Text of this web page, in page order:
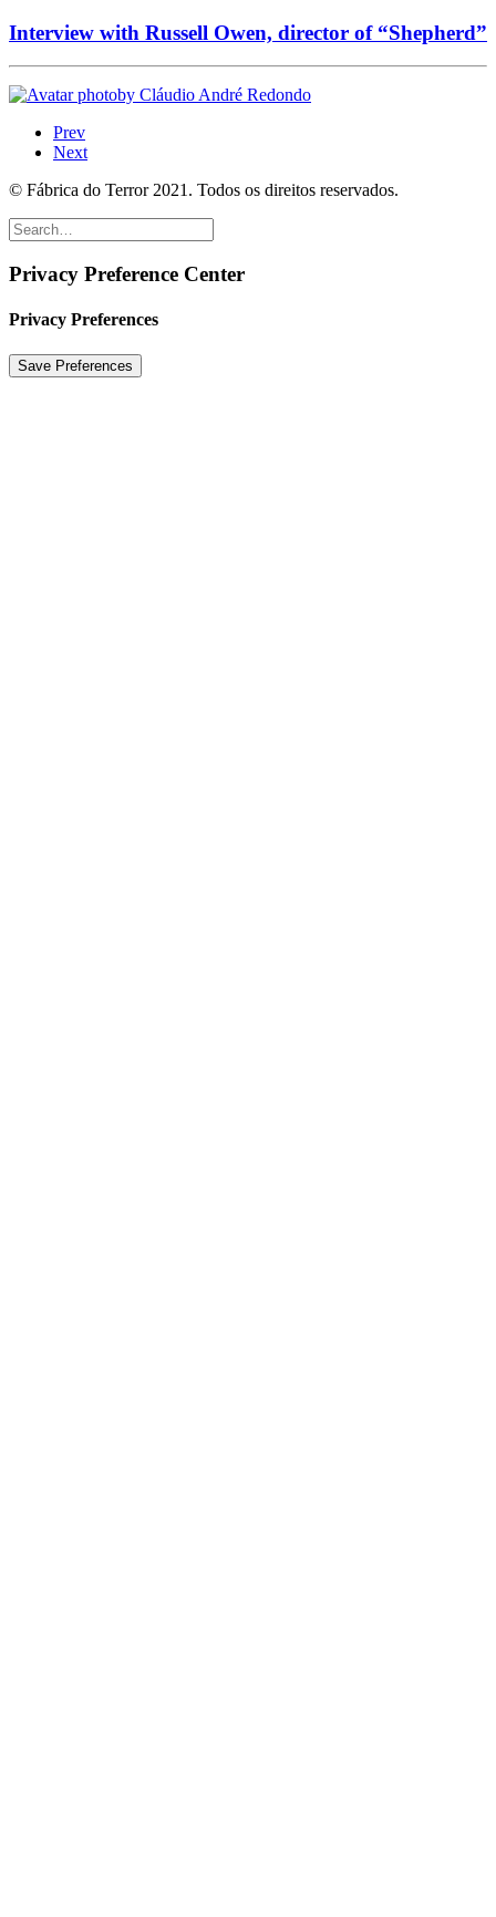
Interview with Russell Owen, director of “Shepherd”
by Cláudio André Redondo
Prev
Next
© Fábrica do Terror 2021. Todos os direitos reservados.
Privacy Preference Center
Privacy Preferences